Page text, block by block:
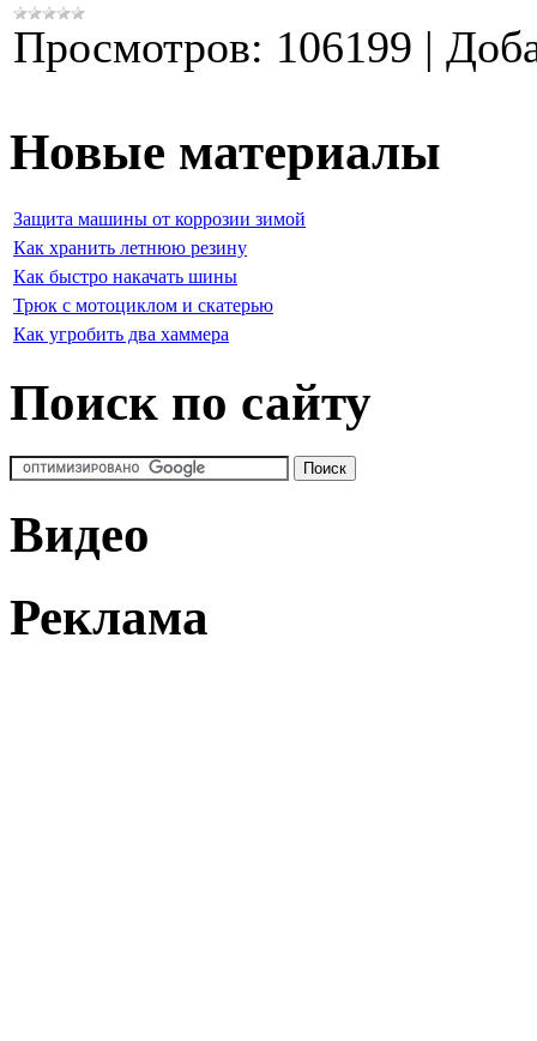
Просмотров: 106199 |
Новые материалы
Защита машины от коррозии зимой
Как хранить летнюю резину
Как быстро накачать шины
Трюк с мотоциклом и скатерью
Как угробить два хаммера
Поиск по сайту
Видео
Реклама